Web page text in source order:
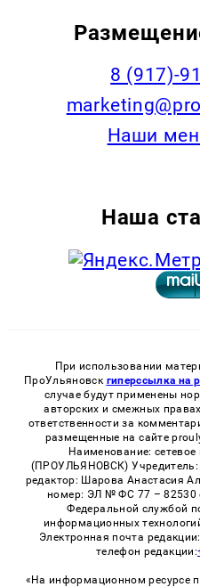
8 (917)-
Наши
Наша
При использовании
ПроУльяновск гиперссылка на
случае будут применены
авторских и смежных
ответственности за
размещенные на сайте
Наименование: сетевое
(ПРОУЛЬЯНОВСК) Учредитель:
редактор: Шарова Анастасия
номер: ЭЛ № ФС 77 – 82530
Федеральной службой
информационных
Электронная почта
телефон редакции:
«На информационном ресурсе